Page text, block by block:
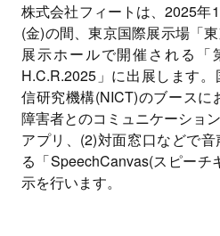
株式会社フィートは、2025年
(金)の間、東京国際展示場「
展示ホールで開催される「
H.C.R.2025」に出展します
信研究機構(NICT)のブースに
障害者とのコミュニケーショ
アプリ、(2)対面窓口などで
る「SpeechCanvas(スピー
示を行います。